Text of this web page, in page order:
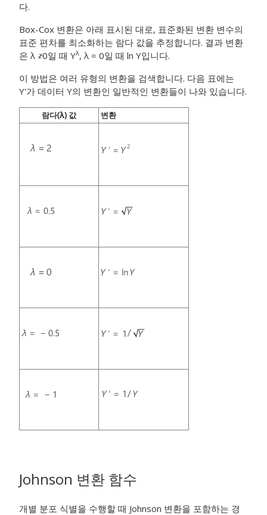
다.
Box-Cox 변환은 아래 표시된 대로, 표준화된 변환 변수의
표준 편차를 최소화하는 람다 값을 추정합니다. 결과 변환
은 λ ҂ 0일 때 Yλ, λ = 0일 때 ln Y입니다.
이 방법은 여러 유형의 변환을 검색합니다. 다음 표에는
Y'가 데이터 Y의 변환인 일반적인 변환들이 나와 있습니다.
람다(λ) 값 변환
Johnson 변환 함수
개별 분포 식별을 수행할 때 Johnson 변환을 포함하는 경